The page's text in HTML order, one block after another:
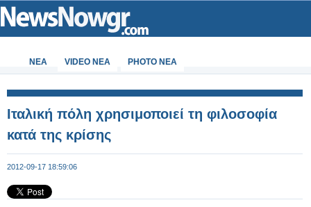
ΝΕΑ VIDEO NEA PHOTO NEA
Ιταλική πόλη χρησιμοποιεί τη φιλοσοφία
κατά της κρίσης
2012-09-17 18:59:06